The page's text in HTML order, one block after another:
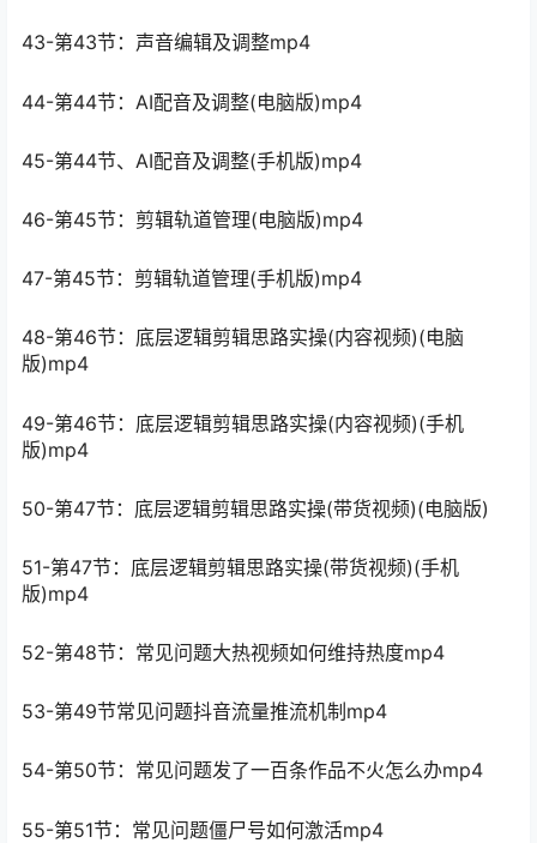
43-第43节：声音编辑及调整mp4
44-第44节：AI配音及调整(电脑版)mp4
45-第44节、AI配音及调整(手机版)mp4
46-第45节：剪辑轨道管理(电脑版)mp4
47-第45节：剪辑轨道管理(手机版)mp4
48-第46节：底层逻辑剪辑思路实操(内容视频)(电脑
版)mp4
49-第46节：底层逻辑剪辑思路实操(内容视频)(手机
版)mp4
50-第47节：底层逻辑剪辑思路实操(带货视频)(电脑版)
51-第47节：底层逻辑剪辑思路实操(带货视频)(手机
版)mp4
52-第48节：常见问题大热视频如何维持热度mp4
53-第49节常见问题抖音流量推流机制mp4
54-第50节：常见问题发了一百条作品不火怎么办mp4
55-第51节：常见问题僵尸号如何激活mp4